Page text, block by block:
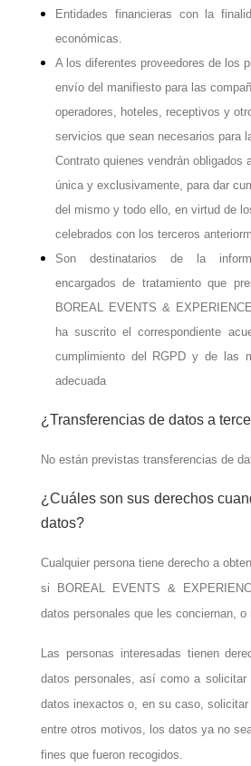
Entidades financieras con la
económicas.
A los diferentes proveedores de los
envío del manifiesto para las
operadores, hoteles, receptivos y
servicios que sean necesarios para
Contrato quienes vendrán obligados
única y exclusivamente, para dar
del mismo y todo ello, en virtud de
celebrados con los terceros
Son destinatarios de la
encargados de tratamiento que
BOREAL EVENTS &
ha suscrito el correspondiente
cumplimiento del RGPD y de las
adecuada
¿Transferencias de datos a
No están previstas transferencias de
¿Cuáles son sus derechos
datos?
Cualquier persona tiene derecho a
si BOREAL EVENTS &
datos personales que les conciernan, o
Las personas interesadas tienen
datos personales, así como a
datos inexactos o, en su caso,
entre otros motivos, los datos ya no
fines que fueron recogidos.